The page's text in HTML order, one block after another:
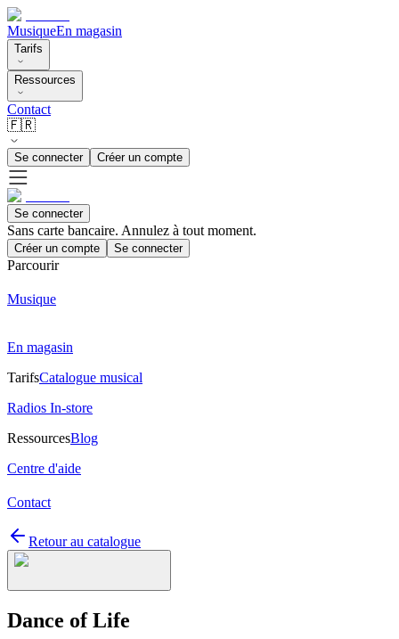
MusiqueEn magasin
Tarifs
Ressources
Contact
🇫🇷
Se connecter Créer un compte
Se connecter
Sans carte bancaire. Annulez à tout moment.
Créer un compte Se connecter
Parcourir
Musique
En magasin
TarifsCatalogue musical
Radios In-store
RessourcesBlog
Centre d'aide
Contact
Retour au catalogue
Dance of Life